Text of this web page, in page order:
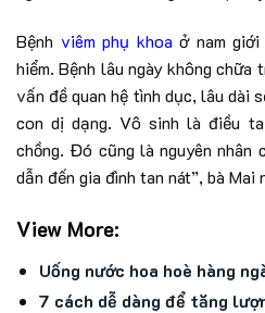
Bệnh viêm phụ khoa ở nam
hiểm. Bệnh lâu ngày không
vấn đề quan hệ tình dục, lâu dài
con dị dạng. Vô sinh là điều
chồng. Đó cũng là nguyên nhân
dẫn đến gia đình tan nát”, bà Mai
View More:
Uống nước hoa hoè hàng
7 cách dễ dàng để tăng